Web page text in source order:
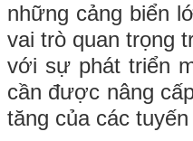
những cảng biển
vai trò quan trọng
với sự phát triển
cần được nâng
tăng của các